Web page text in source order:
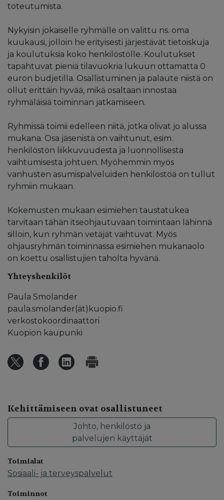
toteutumista.
Nykyisin jokaiselle ryhmälle on valittu ns. oma
kuukausi, jolloin he erityisesti järjestävät tietoiskuja
ja koulutuksia koko henkilöstölle. Koulutukset
tapahtuvat pieniä tilavuokria lukuun ottamatta 0
euron budjetilla. Osallistuminen ja palaute niistä on
ollut erittäin hyvää, mikä osaltaan innostaa
ryhmäläisiä toiminnan jatkamiseen.
Ryhmissä toimii edelleen niitä, jotka olivat jo alussa
mukana. Osa jäsenistä on vaihtunut, esim.
henkilöstön liikkuvuudesta ja luonnollisesta
vaihtumisesta johtuen. Myöhemmin myös
vanhusten asumispalveluiden henkilöstöä on tullut
ryhmiin mukaan.
Kokemusten mukaan esimiehen taustatukea
tarvitaan tähän itseohjautuvaan toimintaan lähinnä
silloin, kun ryhmän vetäjät vaihtuvat. Myös
ohjausryhmän toiminnassa esimiehen mukanaolo
on koettu osallistujien taholta hyvänä.
Yhteyshenkilöt
Paula Smolander
paula.smolander(ät)kuopio.fi
verkostokoordinaattori
Kuopion kaupunki
Kehittämiseen ovat osallistuneet
Johto, henkilöstö ja
palvelujen käyttäjät
Toimialat
Sosiaali- ja terveyspalvelut
Toiminnot